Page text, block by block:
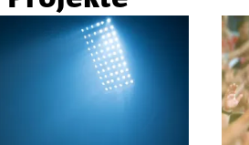
Studium und Weiterbildung